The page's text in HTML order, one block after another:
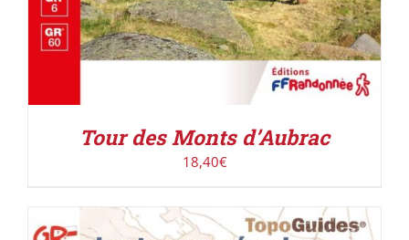
Tour des Monts d’Aubrac
18,40€